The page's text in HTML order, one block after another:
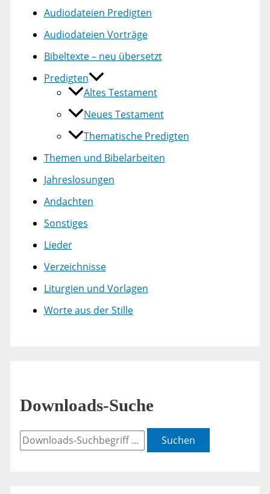
Audiodateien Predigten
Audiodateien Vorträge
Bibeltexte – neu übersetzt
Predigten
Altes Testament
Neues Testament
Thematische Predigten
Themen und Bibelarbeiten
Jahreslosungen
Andachten
Sonstiges
Lieder
Verzeichnisse
Liturgien und Vorlagen
Worte aus der Stille
Downloads-Suche
Suchen